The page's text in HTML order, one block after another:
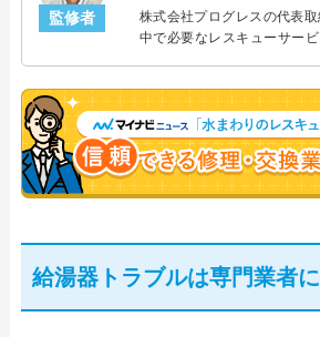
監修者
株式会社プログレスの代表
中で必要なレスキューサー
決。多くのお客様に信頼さ
ャリスト。
給湯器トラブルは専門業者